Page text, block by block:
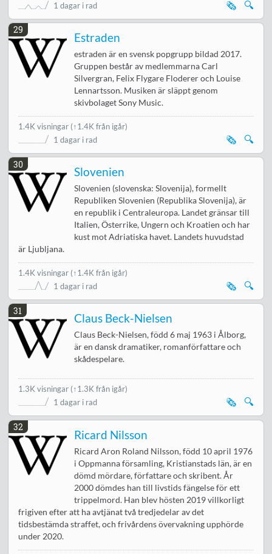
1 dagar i rad 🔍
🗞️
29
Estraden
estraden är en svensk popgrupp bildad 2017.
Gruppen består av medlemmarna Carl
Silvergran, Felix Flygare Floderer och Louise
Lennartsson. Musiken är släppt genom
skivbolaget Sony Music.
1.4K visningar (↑1.4K från igår)
1 dagar i rad
🔍
🗞️
30
Slovenien
Slovenien (slovenska: Slovenija), formellt
Republiken Slovenien (Republika Slovenija), är
en republik i Centraleuropa. Landet gränsar till
Italien, Österrike, Ungern och Kroatien och har
kust mot Adriatiska havet. Landets huvudstad
är Ljubljana.
1.4K visningar (↑1.4K från igår)
1 dagar i rad
🔍
🗞️
31
Claus Beck-Nielsen
Claus Beck-Nielsen, född 6 maj 1963 i Ålborg,
är en dansk dramatiker, romanförfattare och
skådespelare.
1.3K visningar (↑1.3K från igår)
1 dagar i rad
🔍
🗞️
32
Ricard Nilsson
Ricard Aron Roland Nilsson, född 10 april 1976
i Oppmanna församling, Kristianstads län, är en
dömd mördare, författare och skribent. År
2000 dömdes han till livstids fängelse för ett
trippelmord. Han blev hösten 2019 villkorligt
frigiven efter att ha avtjänat två tredjedelar av det
tidsbestämda straffet, och frivårdens övervakning upphörde
under 2020.